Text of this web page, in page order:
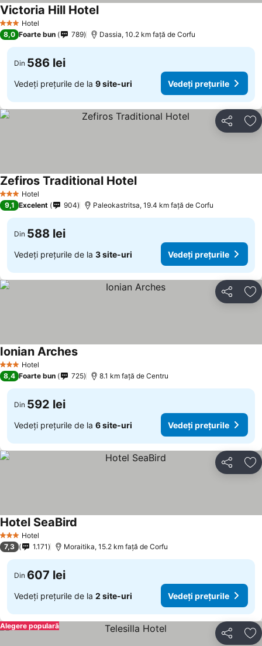
3 SteleHotel
Victoria Hill Hotel
8,0 Foarte bun 789 Dassia, 10.2 km faţă de Corfu
Din 586 lei
Vedeți prețurile de la 9 site-uri Vedeți prețurile
Distribuiți
3 SteleHotel
Zefiros Traditional Hotel
9,1 Excelent 904 Paleokastritsa, 19.4 km faţă de Corfu
Din 588 lei
Vedeți prețurile de la 3 site-uri Vedeți prețurile
Distribuiți
3 SteleHotel
Ionian Arches
8,4 Foarte bun 725 8.1 km faţă de Centru
Din 592 lei
Vedeți prețurile de la 6 site-uri Vedeți prețurile
Distribuiți
3 SteleHotel
Hotel SeaBird
7,3 1.171 Moraitika, 15.2 km faţă de Corfu
Din 607 lei
Vedeți prețurile de la 2 site-uri Vedeți prețurile
Distribuiți
Alegere populară